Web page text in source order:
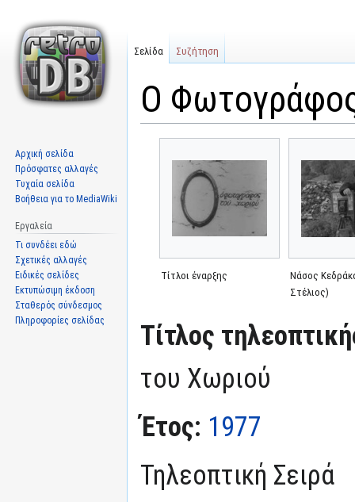
Ο
αναζήτηση
Τίτλοι έναρξης
Νάσος
Στέλιος)
Τίτλος
του Χωριού
Έτος: 1977
Τηλεοπτική Σειρά
Σελίδα Συζήτηση
Αρχική σελίδα
Πρόσφατες αλλαγές
Τυχαία σελίδα
Βοήθεια για το MediaWiki
Εργαλεία
Τι συνδέει εδώ
Σχετικές αλλαγές
Ειδικές σελίδες
Εκτυπώσιμη έκδοση
Σταθερός σύνδεσμος
Πληροφορίες σελίδας